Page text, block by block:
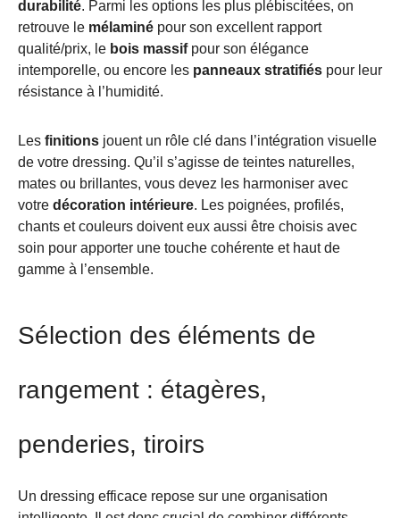
durabilité. Parmi les options les plus plébiscitées, on
retrouve le mélaminé pour son excellent rapport
qualité/prix, le bois massifpour son élégance
intemporelle, ou encore les panneaux stratifiés pour leur
résistance à l’humidité.
Les finitions jouent un rôle clé dans l’intégration visuelle
de votre dressing. Qu’il s’agisse de teintes naturelles,
mates ou brillantes, vous devez les harmoniser avec
votre décoration intérieure. Les poignées, profilés,
chants et couleurs doivent eux aussi être choisis avec
soin pour apporter une touche cohérente et haut de
gamme à l’ensemble.
Sélection des éléments de
rangement : étagères,
penderies, tiroirs
Un dressing efficace repose sur une organisation